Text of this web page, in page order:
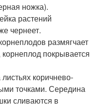
ножка).
растений
чернеет.
размягчает
покрывается
коричнево-
точками. Середина
сливаются в